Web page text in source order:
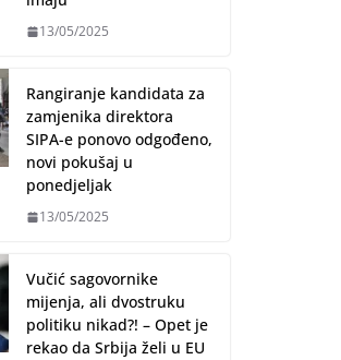
13/05/2025
Rangiranje kandidata za
zamjenika direktora
SIPA-e ponovo odgođeno,
novi pokušaj u
ponedjeljak
13/05/2025
Vučić sagovornike
mijenja, ali dvostruku
politiku nikad?! – Opet je
rekao da Srbija želi u EU